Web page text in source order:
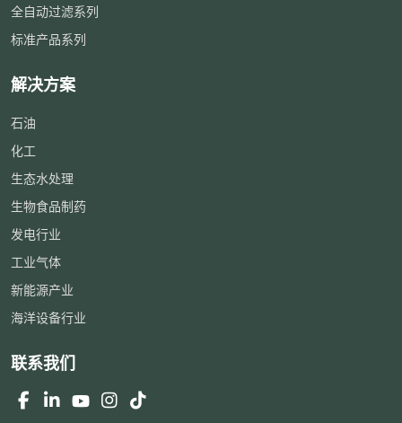
全自动过滤系列
标准产品系列
解决方案
石油
化工
生态水处理
生物食品制药
发电行业
工业气体
新能源产业
海洋设备行业
联系我们